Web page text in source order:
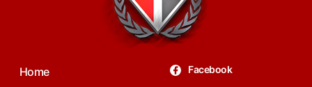
Home Facebook